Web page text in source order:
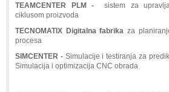
TEAMCENTER PLM -
sistem za
ciklusom proizvoda
TECNOMATIX Digitalna fabrika za
procesa
SIMCENTER - Simulacije i testiranja za
Simulacija i optimizacija CNC obrada